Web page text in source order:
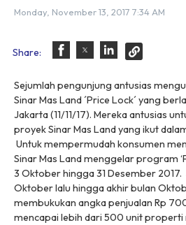
Monday, November 13, 2017 7:34 AM
Share:
Sejumlah pengunjung antusias
Sinar Mas Land ´Price Lock´ yang
Jakarta (11/11/17). Mereka antusias
proyek Sinar Mas Land yang ikut
Untuk mempermudah konsumen
Sinar Mas Land menggelar program
3 Oktober hingga 31 Desember 2017.
Oktober lalu hingga akhir bulan
membukukan angka penjualan Rp
mencapai lebih dari 500 unit properti